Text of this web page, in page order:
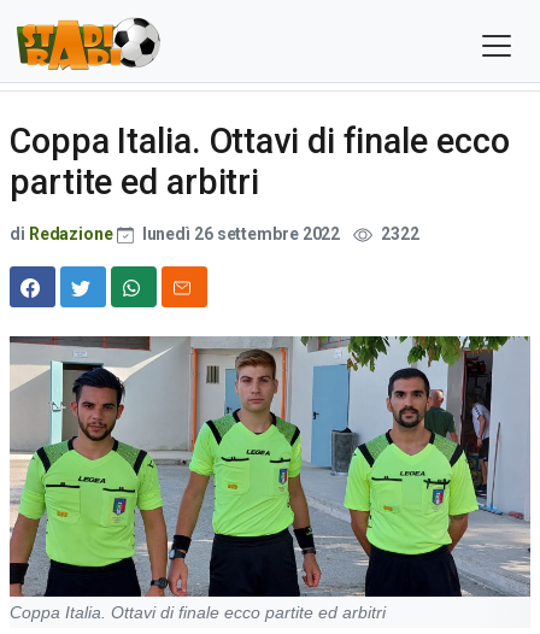
Coppa Italia. Ottavi di finale ecco
partite ed arbitri
di Redazione lunedì 26 settembre 2022 2322
Coppa Italia. Ottavi di finale ecco partite ed arbitri